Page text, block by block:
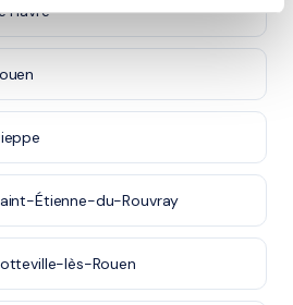
Havre
Étienne-du-Rouvray
lès-Rouen